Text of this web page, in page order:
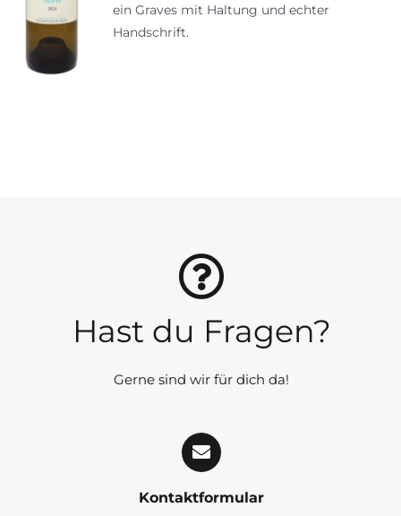
ein Graves mit Haltung und echter
Handschrift.
Hast du Fragen?
Gerne sind wir für dich da!
Kontaktformular